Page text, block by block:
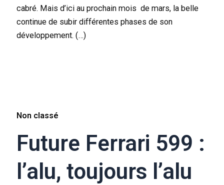
cabré. Mais d’ici au prochain mois de mars, la belle
continue de subir différentes phases de son
développement. (…)
Non classé
Future Ferrari 599 :
l’alu, toujours l’alu